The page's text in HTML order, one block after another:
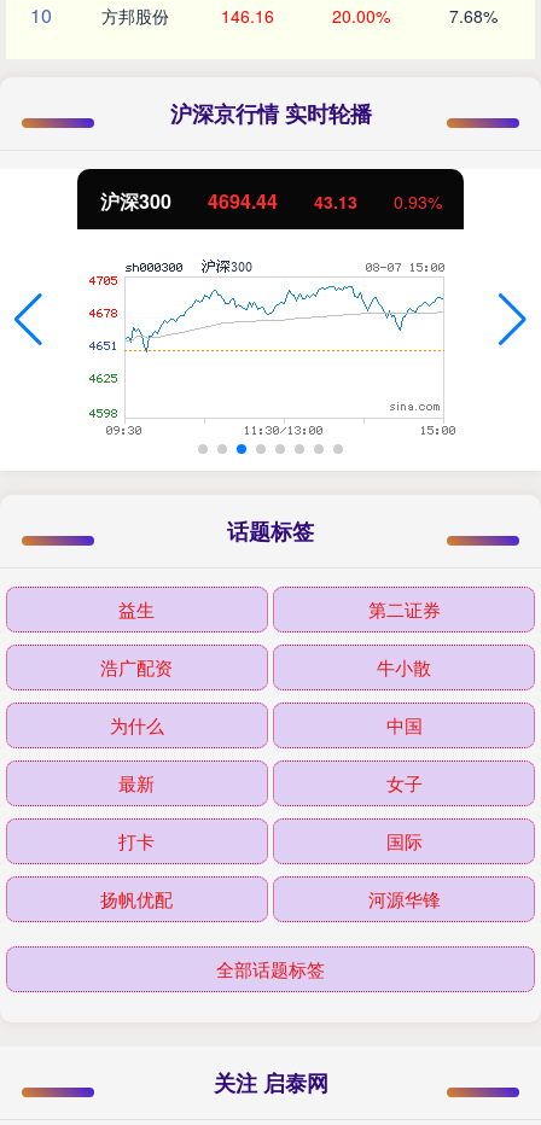
10 方邦股份 146.16 20.00% 7.68%
沪深京行情 实时轮播
北证50 1134.24 11.37 1.01%
话题标签
益生 第二证券
浩广配资 牛小散
为什么 中国
最新 女子
打卡 国际
扬帆优配 河源华锋
全部话题标签
关注 启泰网